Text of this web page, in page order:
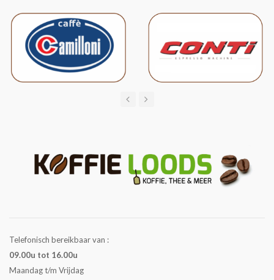
Telefonisch bereikbaar van :
09.00u tot 16.00u
Maandag t/m Vrijdag